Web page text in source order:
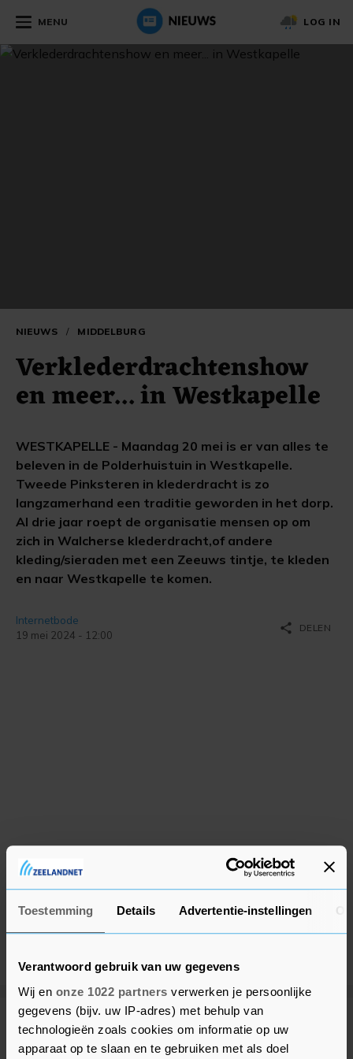
Toestemming Details Advertentie-instellingen
Verantwoord gebruik van uw gegevens
Wij en onze 1022 partners verwerken je persoonlijke
gegevens (bijv. uw IP-adres) met behulp van
technologieën zoals cookies om informatie op uw
apparaat op te slaan en te gebruiken met als doel
MENU LOG IN
NIEUWS / MIDDELBURG
Verklederdrachtenshow
en meer... in Westkapelle
WESTKAPELLE - Maandag 20 mei is er van alles te
beleven in de Polderhuistuin in Westkapelle.
Tweede Pinksteren in klederdracht is zo
langzamerhand een traditie geworden in het dorp.
Al drie jaar roept de organisatie mensen op om
zich in Walcherse klederdracht,of andere
kleding/sieraden met een Zeeuws tintje, te kleden
en naar Westkapelle te komen.
Internetbode
19 mei 2024 - 12:00
share DELEN
Meer uit Middelburg